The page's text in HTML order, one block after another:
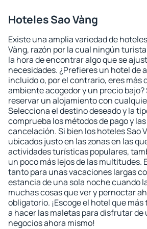
Hoteles Sao Vàng
Existe una amplia variedad de
Vàng, razón por la cual ningún
la hora de encontrar algo que se
necesidades. ¿Prefieres un hotel de
incluido o, por el contrario, eres más
ambiente acogedor y un precio bajo?
reservar un alojamiento con
Selecciona el destino deseado y la
comprueba los métodos de pago y
cancelación. Si bien los hoteles Sao
ubicados justo en las zonas en las
actividades turísticas populares,
un poco más lejos de las multitudes.
tanto para unas vacaciones largas
estancia de una sola noche cuando
muchas cosas que ver y pernoctar
obligatorio. ¡Escoge el hotel que
a hacer las maletas para disfrutar de
negocios ahora mismo!